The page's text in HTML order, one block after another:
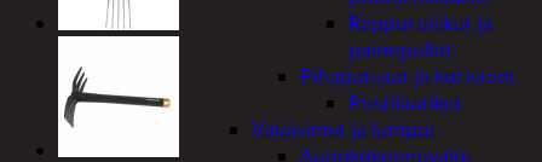
Reppuruiskut ja
painepullot
Pihapatsaat ja koristeet
Postilaatikot
Valaisimet ja lamput
Aurinkokennovalot